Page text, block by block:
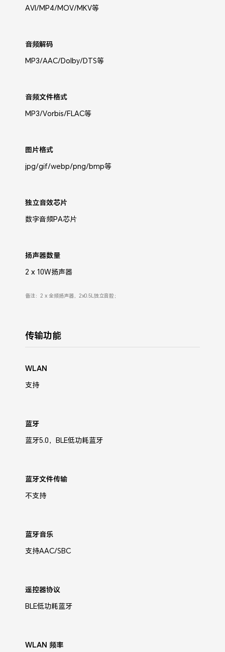
AVI/MP4/MOV/MKV等
音频解码
MP3/AAC/Dolby/DTS等
音频文件格式
MP3/Vorbis/FLAC等
图片格式
jpg/gif/webp/png/bmp等
独立音效芯片
数字音频PA芯片
扬声器数量
2 x 10W扬声器
备注：2 x 全频扬声器，2x0.5L独立音腔；
传输功能
WLAN
支持
蓝牙
蓝牙5.0，BLE低功耗蓝牙
蓝牙文件传输
不支持
蓝牙音乐
支持AAC/SBC
遥控器协议
BLE低功耗蓝牙
WLAN 频率